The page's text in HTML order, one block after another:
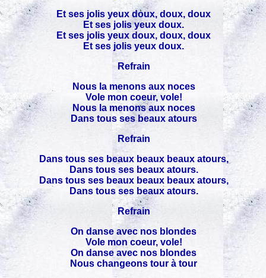
Et ses jolis yeux doux, doux, doux
Et ses jolis yeux doux.
Et ses jolis yeux doux, doux, doux
Et ses jolis yeux doux.
Refrain
Nous la menons aux noces
Vole mon coeur, vole!
Nous la menons aux noces
Dans tous ses beaux atours
Refrain
Dans tous ses beaux beaux beaux atours,
Dans tous ses beaux atours.
Dans tous ses beaux beaux beaux atours,
Dans tous ses beaux atours.
Refrain
On danse avec nos blondes
Vole mon coeur, vole!
On danse avec nos blondes
Nous changeons tour à tour